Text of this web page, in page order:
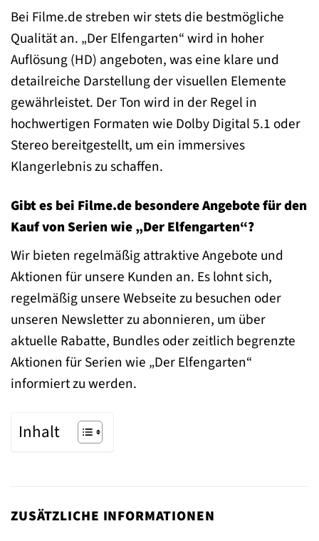
Bei Filme.de streben wir stets die bestmögliche
Qualität an. „Der Elfengarten“ wird in hoher
Auflösung (HD) angeboten, was eine klare und
detailreiche Darstellung der visuellen Elemente
gewährleistet. Der Ton wird in der Regel in
hochwertigen Formaten wie Dolby Digital 5.1 oder
Stereo bereitgestellt, um ein immersives
Klangerlebnis zu schaffen.
Gibt es bei Filme.de besondere Angebote für den
Kauf von Serien wie „Der Elfengarten“?
Wir bieten regelmäßig attraktive Angebote und
Aktionen für unsere Kunden an. Es lohnt sich,
regelmäßig unsere Webseite zu besuchen oder
unseren Newsletter zu abonnieren, um über
aktuelle Rabatte, Bundles oder zeitlich begrenzte
Aktionen für Serien wie „Der Elfengarten“
informiert zu werden.
Inhalt
ZUSÄTZLICHE INFORMATIONEN